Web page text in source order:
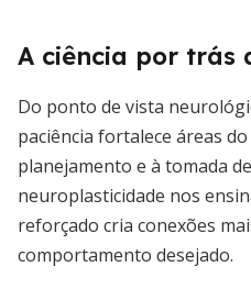
A ciência por trás
Do ponto de vista
paciência fortalece áreas
planejamento e à tomada
neuroplasticidade nos
reforçado cria conexões
comportamento desejado.